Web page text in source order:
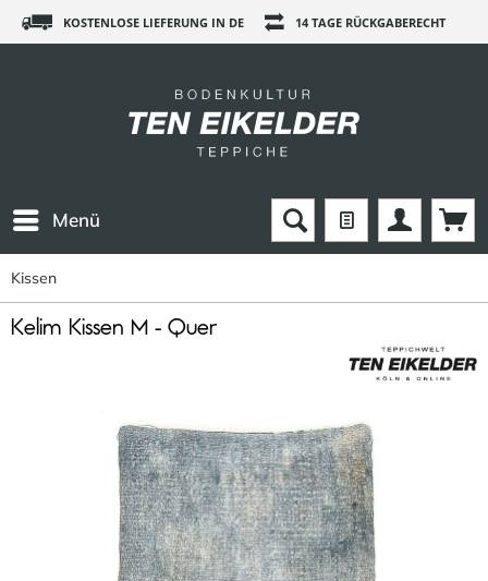
KOSTENLOSE LIEFERUNG IN DE 14 TAGE RÜCKGABERECHT
Menü
Kissen
Kelim Kissen M - Quer